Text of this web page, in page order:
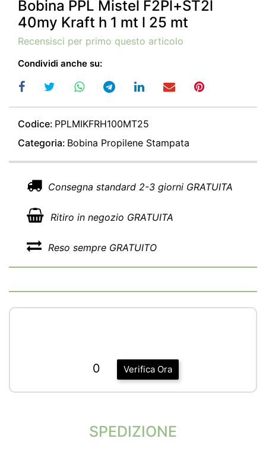
Bobina PPL Mistel F2Pl+ST2l
40my Kraft h 1 mt l 25 mt
Recensisci per primo questo articolo
Condividi anche su:
Codice: PPLMIKFRH100MT25
Categoria: Bobina Propilene Stampata
Consegna standard 2-3 giorni GRATUITA
Ritiro in negozio GRATUITA
Reso sempre GRATUITO
Verifica Ora
0
SPEDIZIONE